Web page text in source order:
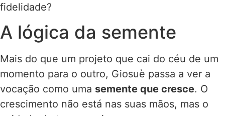
fidelidade?
A lógica da semente
Mais do que um projeto que cai do céu de um
momento para o outro, Giosuè passa a ver a
vocação como uma semente que cresce. O
crescimento não está nas suas mãos, mas o